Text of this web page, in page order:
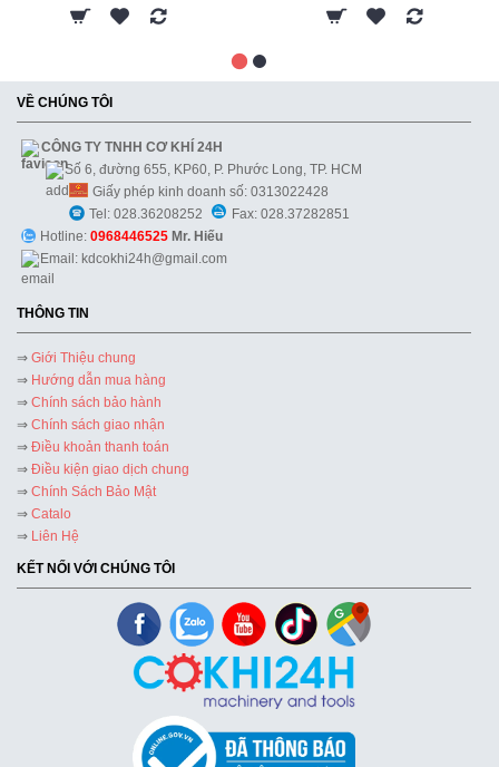
VỀ CHÚNG TÔI
CÔNG TY TNHH CƠ KHÍ 24H
Số 6, đường 655, KP60, P. Phước Long, TP. HCM
Giấy phép kinh doanh số: 0313022428
Tel: 028.36208252
Fax: 028.37282851
Hotline: 0968446525 Mr. Hiếu
Email: kdcokhi24h@gmail.com
THÔNG TIN
⇒ Giới Thiệu chung
⇒ Hướng dẫn mua hàng
⇒ Chính sách bảo hành
⇒ Chính sách giao nhận
⇒ Điều khoản thanh toán
⇒ Điều kiện giao dịch chung
⇒ Chính Sách Bảo Mật
⇒ Catalo
⇒ Liên Hệ
KẾT NỐI VỚI CHÚNG TÔI